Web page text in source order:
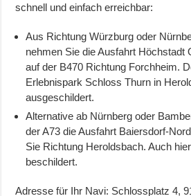
schnell und einfach erreichbar:
Aus Richtung Würzburg oder
nehmen Sie die Ausfahrt Höchstadt
auf der B470 Richtung Forchheim.
Erlebnispark Schloss Thurn in
ausgeschildert.
Alternative ab Nürnberg oder
der A73 die Ausfahrt Baiersdorf-
Sie Richtung Heroldsbach. Auch
beschildert.
Adresse für Ihr Navi: Schlossplatz 4,